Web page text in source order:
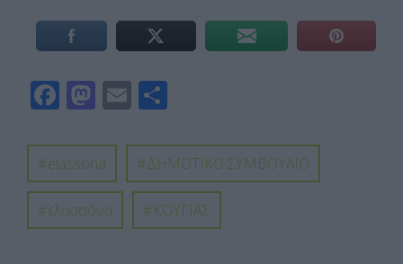
F
e
b
o
o
M
to
d
o
n
E
ail ρ
α
σ
τε
elassona ΔΗΜΟΤΙΚΟ ΣΥΜΒΟΥΛΙΟ
ελασσόνα ΚΟΥΓΙΑΣ